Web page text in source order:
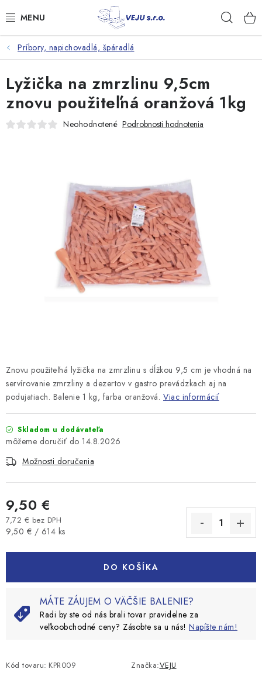
na
TAŠKY A VRECKÁ
FÓLIE, PAPIER, RUKAVICE
JEDNORÁZOVÝ RIAD
PÁSKY A DOPLNKY
Doprava a platba
Príbory, napichovadlá, špáradlá
Znovu použiteľná lyžička na zmrzlinu s dĺžkou 9,5 cm je vhodná na
servírovanie zmrzliny a dezertov v gastro prevádzkach aj na
podujatiach. Balenie 1 kg, farba oranžová. Viac informácií
Skladom u dodávateľa
14.8.2026
Možnosti doručenia
9,50 €
7,72 € bez DPH
Jednotková cena:
9,50 € / 614 ks
DO KOŠÍKA
MÁTE ZÁUJEM O VÄČŠIE BALENIE?
Radi by ste od nás brali tovar pravidelne za
veľkoobchodné ceny? Zásobte sa u nás! Napíšte nám!
Kód tovaru: KPR009 Značka:VEJU
Lyžička na zmrzlinu 9,5cm
znovu použiteľná oranžová 1kg
Neohodnotené Podrobnosti hodnotenia